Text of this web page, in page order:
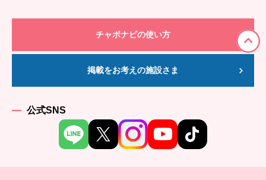
チャボナビの使い方
掲載をお考えの施設さま
公式SNS